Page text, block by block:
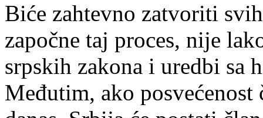
Biće zahtevno zatvoriti
započne taj proces, nije
srpskih zakona i uredbi sa
Međutim, ako posvećenost